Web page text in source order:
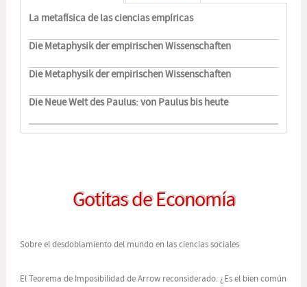
La metafísica de las ciencias empíricas
Die Metaphysik der empirischen Wissenschaften
Die Metaphysik der empirischen Wissenschaften
Die Neue Welt des Paulus: von Paulus bis heute
Gotitas de Economía
Sobre el desdoblamiento del mundo en las ciencias sociales
El Teorema de Imposibilidad de Arrow reconsiderado. ¿Es el bien común